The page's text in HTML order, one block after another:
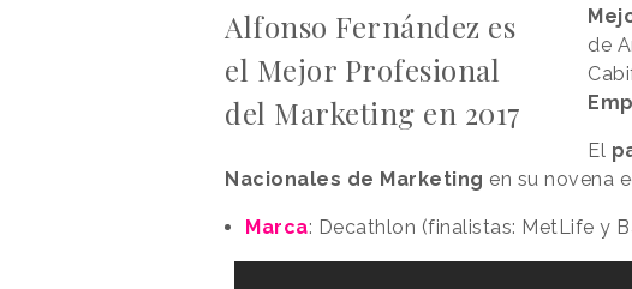
Alfonso Fernández es
el Mejor Profesional
del Marketing en 2017
de
El
Nacionales de Marketing en su novena
Marca: Decathlon (finalistas: MetLife y